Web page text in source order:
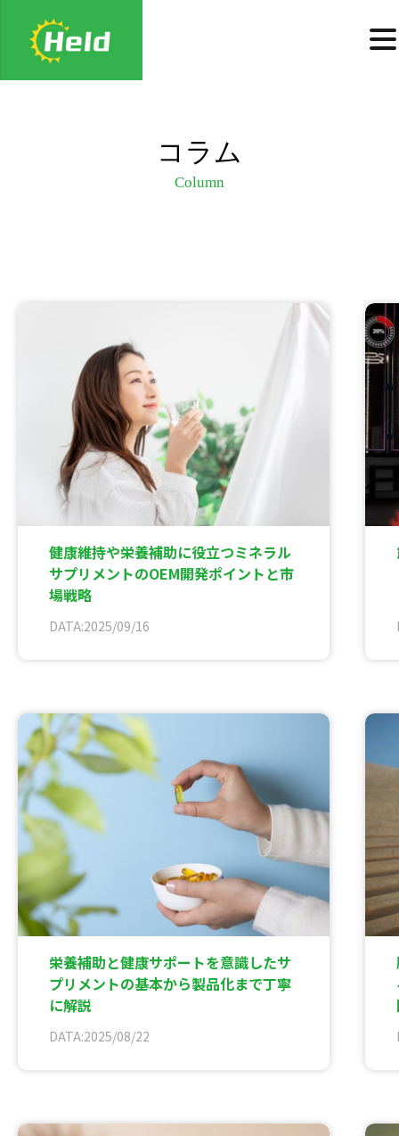
コラム
Column
健康維持や栄養補助に役立つミネラル
サプリメントのOEM開発ポイントと市
場戦略
DATA:2025/09/16
栄養補助と健康サポートを意識したサ
プリメントの基本から製品化まで丁寧
に解説
DATA:2025/08/22